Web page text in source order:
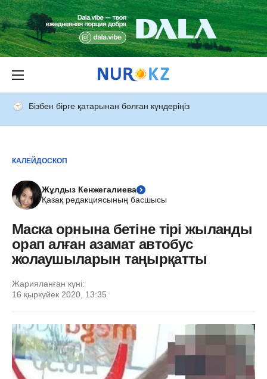
Бізбен бірге қатарынан болған күндеріңіз
КАЛЕЙДОСКОП
Жұлдыз Кенжегалиева
Қазақ редакциясының басшысы
Маска орнына бетіне тірі жыланды
орап алған азамат автобус
жолаушыларын таңырқатты
Жарияланған күні:
16 қыркүйек 2020, 13:35